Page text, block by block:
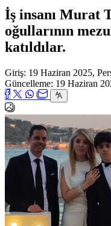
İş insanı Murat
oğullarının
katıldılar.
Giriş: 19 Haziran 2025,
Güncelleme: 19 Haziran